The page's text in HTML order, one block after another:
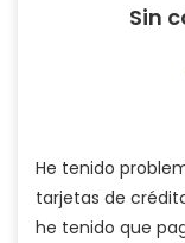
Sin
He tenido
tarjetas de
he tenido que